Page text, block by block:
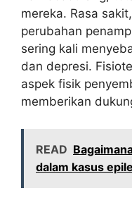
mereka. Rasa
perubahan
sering kali
dan depresi.
aspek fisik
memberikan
READ
dalam kasus